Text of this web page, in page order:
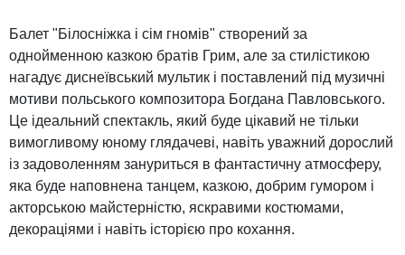
Балет "Білосніжка і сім гномів" створений за
однойменною казкою братів Грим, але за стилістикою
нагадує диснеївський мультик і поставлений під музичні
мотиви польського композитора Богдана Павловського.
Це ідеальний спектакль, який буде цікавий не тільки
вимогливому юному глядачеві, навіть уважний дорослий
із задоволенням зануриться в фантастичну атмосферу,
яка буде наповнена танцем, казкою, добрим гумором і
акторською майстерністю, яскравими костюмами,
декораціями і навіть історією про кохання.